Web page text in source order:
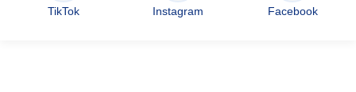
TikTok Instagram Facebook